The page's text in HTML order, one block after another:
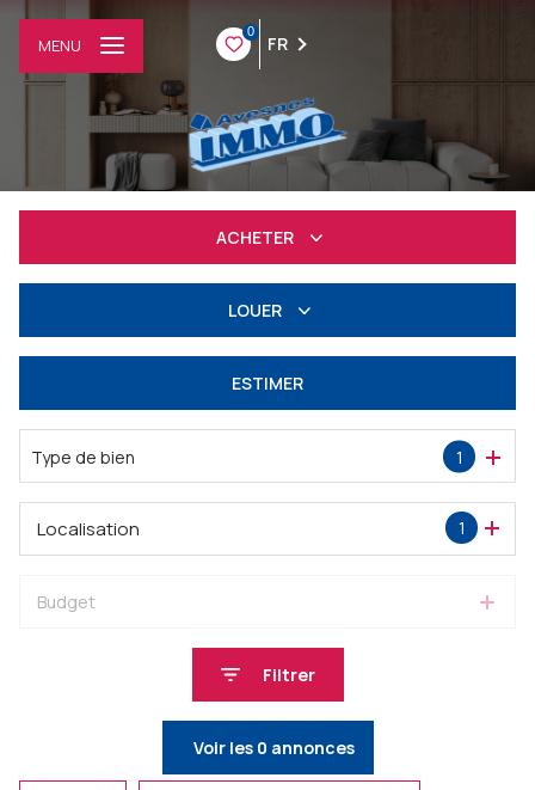
0
FR
MENU
ACHETER
Professionnel
LOUER
Professionnel
ESTIMER
Type de bien 1
1
Localisation
Budget
Filtrer
Voir les 0 annonces